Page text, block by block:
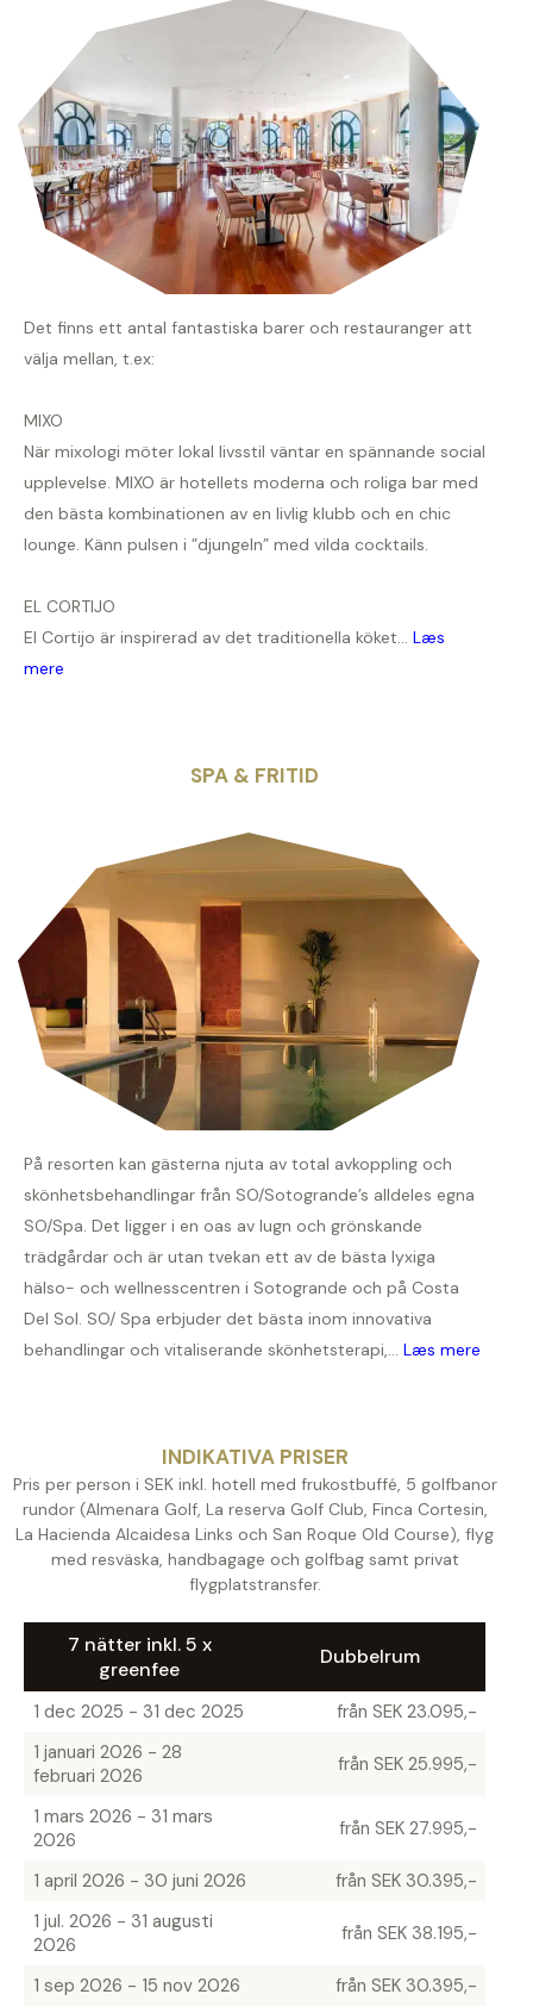
Det finns ett antal fantastiska barer och restauranger att
välja mellan, t.ex:
MIXO
När mixologi möter lokal livsstil väntar en spännande social
upplevelse. MIXO är hotellets moderna och roliga bar med
den bästa kombinationen av en livlig klubb och en chic
lounge. Känn pulsen i ”djungeln” med vilda cocktails.
EL CORTIJO
El Cortijo är inspirerad av det traditionella köket... Læs
mere
SPA & FRITID
På resorten kan gästerna njuta av total avkoppling och
skönhetsbehandlingar från SO/Sotogrande’s alldeles egna
SO/Spa. Det ligger i en oas av lugn och grönskande
trädgårdar och är utan tvekan ett av de bästa lyxiga
hälso- och wellnesscentren i Sotogrande och på Costa
Del Sol. SO/ Spa erbjuder det bästa inom innovativa
behandlingar och vitaliserande skönhetsterapi,... Læs mere
INDIKATIVA PRISER
Pris per person i SEK inkl. hotell med frukostbuffé, 5 golfbanor
rundor (Almenara Golf, La reserva Golf Club, Finca Cortesin,
La Hacienda Alcaidesa Links och San Roque Old Course), flyg
med resväska, handbagage och golfbag samt privat
flygplatstransfer.
7 nätter inkl. 5 x
greenfee
Dubbelrum
1 dec 2025 - 31 dec 2025
från SEK 23.095,-
1 januari 2026 - 28
februari 2026
från SEK 25.995,-
1 mars 2026 - 31 mars
2026
från SEK 27.995,-
1 april 2026 - 30 juni 2026
från SEK 30.395,-
1 jul. 2026 - 31 augusti
2026
från SEK 38.195,-
1 sep 2026 - 15 nov 2026
från SEK 30.395,-